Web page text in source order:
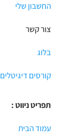
החשבון שלי
צור קשר
בלוג
קורסים דיגיטלים
תפריט ניווט :
עמוד הבית